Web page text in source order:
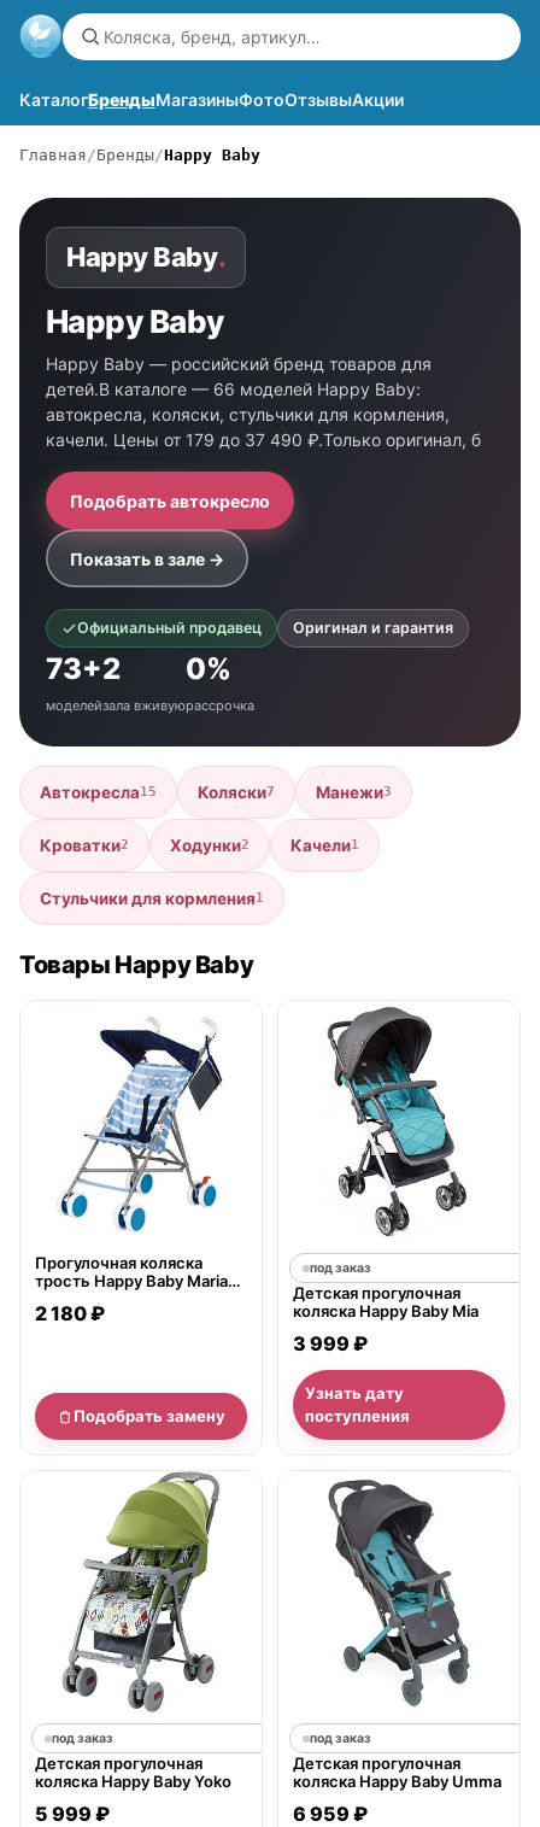
КаталогБрендыМагазиныФотоОтзывыАкции
Главная Бренды Happy Baby
Happy Baby.
Happy Baby
Happy Baby — российский бренд товаров для
детей.В каталоге — 66 моделей Happy Baby:
автокресла, коляски, стульчики для кормления,
качели. Цены от 179 до 37 490 ₽.Только оригинал, б
Подобрать автокресло
Показать в зале →
Официальный продавец Оригинал и гарантия
73+
моделей
2
зала вживую
0%
рассрочка
Автокресла15 Коляски7 Манежи3
Кроватки2 Ходунки2 Качели1
Стульчики для кормления1
Товары Happy Baby
Прогулочная коляска
трость Happy Baby Maria
2 180 ₽
Подобрать замену
под заказ
Детская прогулочная
коляска Happy Baby Mia
3 999 ₽
Узнать дату
поступления
под заказ
Детская прогулочная
коляска Happy Baby Yoko
5 999 ₽
под заказ
Детская прогулочная
коляска Happy Baby Umma
6 959 ₽